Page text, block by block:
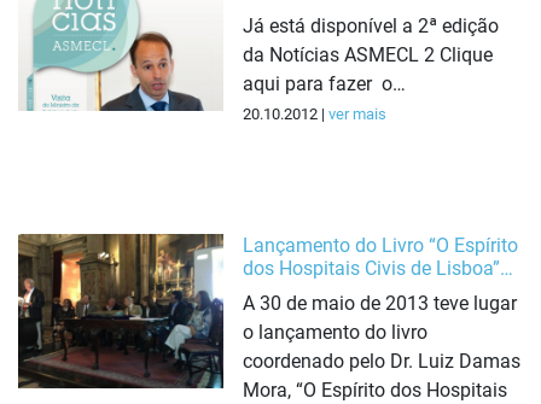
Já está disponível a 2ª edição
da Notícias ASMECL 2 Clique
aqui para fazer o…
20.10.2012 | ver mais
Lançamento do Livro “O Espírito
dos Hospitais Civis de Lisboa”…
A 30 de maio de 2013 teve lugar
o lançamento do livro
coordenado pelo Dr. Luiz Damas
Mora, “O Espírito dos Hospitais